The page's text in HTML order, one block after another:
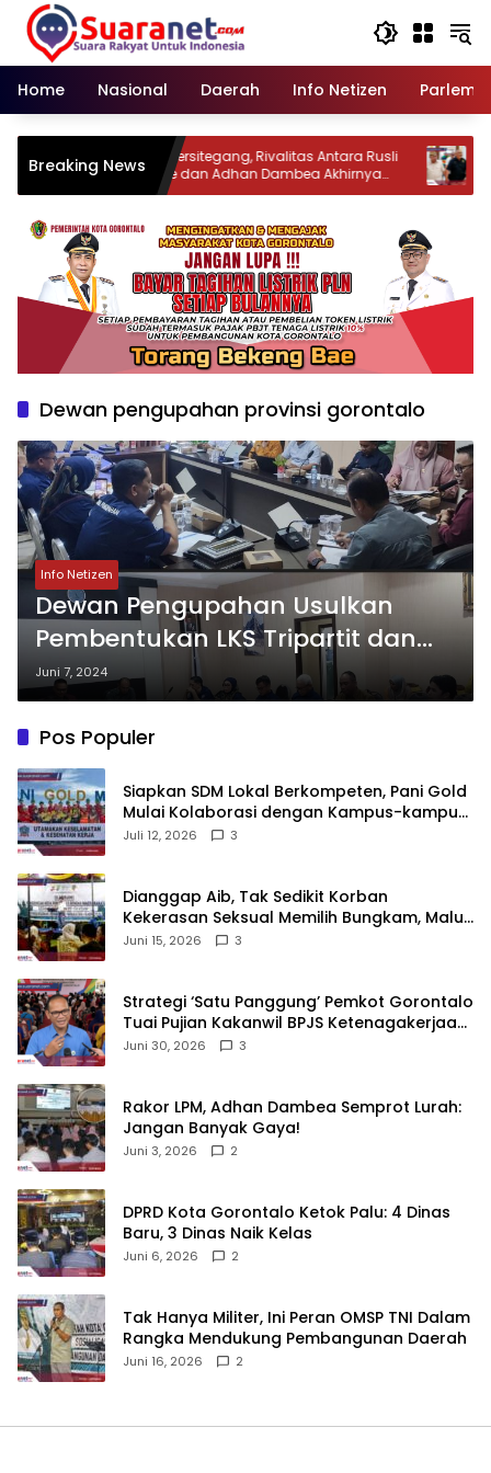
Langsung
konten
Home
Nasional Daerah Info Netizen
Breaking News‎Kerap Bersitegang, Rivalitas Antara Rusli
Habibie dan Adhan Dambea Akhirnya
Mencair
ke
Dewan pengupahan provinsi gorontalo
Info Netizen
Dewan Pengupahan Usulkan
Pembentukan LKS Tripartit dan
Satgas Gakumdu
Ketenagakerjaan
Juni 7, 2024
Pos Populer
‎Siapkan SDM Lokal Berkompeten, Pani Gold
Mulai Kolaborasi dengan Kampus-kampus
di Gorontalo
Juli 12, 2026 3
‎Dianggap Aib, Tak Sedikit Korban
Kekerasan Seksual Memilih Bungkam, Malu
untuk Melapor!‎
Juni 15, 2026 3
Strategi ‘Satu Panggung’ Pemkot Gorontalo
Tuai Pujian Kakanwil BPJS Ketenagakerjaan
Sulama‎‎
Juni 30, 2026 3
‎Rakor LPM, Adhan Dambea Semprot Lurah:
Jangan Banyak Gaya!‎
Juni 3, 2026 2
‎DPRD Kota Gorontalo Ketok Palu: 4 Dinas
Baru, 3 Dinas Naik Kelas
Juni 6, 2026 2
‎Tak Hanya Militer, Ini Peran OMSP TNI Dalam
Rangka Mendukung Pembangunan Daerah
Juni 16, 2026 2